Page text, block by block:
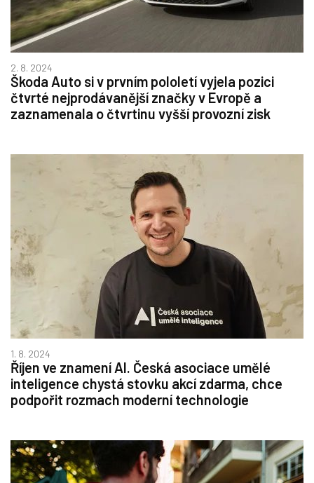
2. 8. 2024
Škoda Auto si v prvním pololetí vyjela pozici
čtvrté nejprodávanější značky v Evropě a
zaznamenala o čtvrtinu vyšší provozní zisk
1. 8. 2024
Říjen ve znamení AI. Česká asociace umělé
inteligence chystá stovku akcí zdarma, chce
podpořit rozmach moderní technologie